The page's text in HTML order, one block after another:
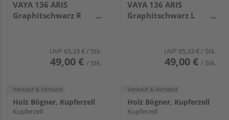
VAYA 136 ARIS
Graphitschwarz R
UVP 65,33 €/ Stk.
49,00 € / Stk.
Verkauf & Versand
Holz Bögner, Kupferzell
Kupferzell
VAYA 136 ARIS
Graphitschwarz L
UVP 65,33 €/ Stk.
49,00 € / Stk.
Verkauf & Versand
Holz Bögner, Kupferzell
Kupferzell